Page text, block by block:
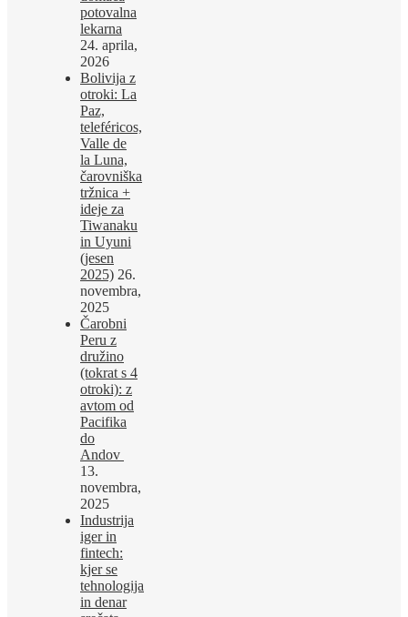
potovalna
lekarna
24. aprila,
2026
Bolivija z
otroki: La
Paz,
teleféricos,
Valle de
la Luna,
čarovniška
tržnica +
ideje za
Tiwanaku
in Uyuni
(jesen
2025) 26.
novembra,
2025
Čarobni
Peru z
družino
(tokrat s 4
otroki): z
avtom od
Pacifika
do
Andov
13.
novembra,
2025
Industrija
iger in
fintech:
kjer se
tehnologija
in denar